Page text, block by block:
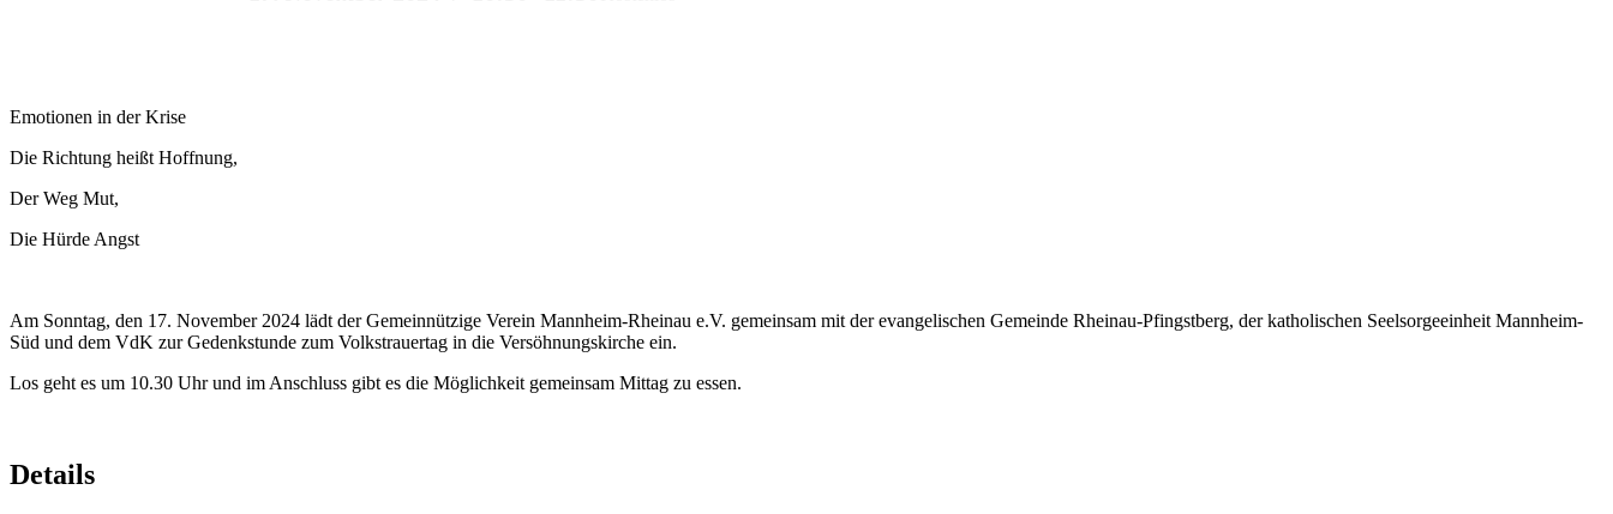
Emotionen in der Krise
Die Richtung heißt Hoffnung,
Der Weg Mut,
Die Hürde Angst
Am Sonntag, den 17. November 2024 lädt der Gemeinnützige Verein Mannheim-Rheinau e.V. gemeinsam mit der evangelischen Gemeinde Rheinau-Pfingstberg, der katholischen Seelsorgeeinheit Mannheim-
Süd und dem VdK zur Gedenkstunde zum Volkstrauertag in die Versöhnungskirche ein.
Los geht es um 10.30 Uhr und im Anschluss gibt es die Möglichkeit gemeinsam Mittag zu essen.
Details